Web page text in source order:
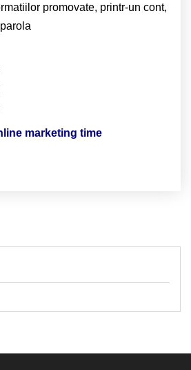
promovate, printr-un cont,
marketing time